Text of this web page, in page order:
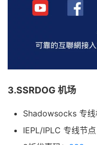
3.SSRDOG 机场
Shadowsocks 专线
IEPL/IPLC 专线节点